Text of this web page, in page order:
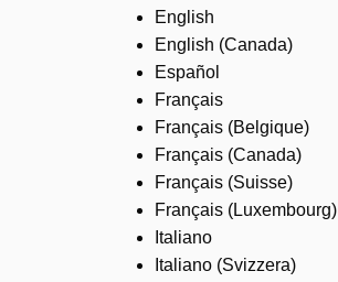
English
English (Canada)
Español
Français
Français (Belgique)
Français (Canada)
Français (Suisse)
Français (Luxembourg)
Italiano
Italiano (Svizzera)